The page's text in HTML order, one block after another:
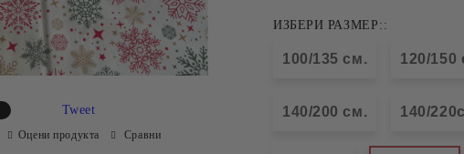
ИЗБЕРИ РАЗМЕР::
100/135 см. 120/150
140/200 см. 140/
Tweet
Оцени продукта Сравни